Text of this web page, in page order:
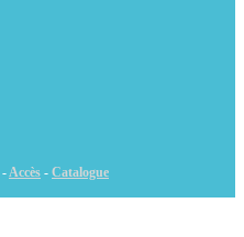
-Accès - Catalogue